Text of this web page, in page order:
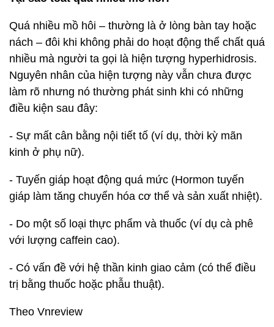
Quá nhiều mồ hôi – thường là ở lòng bàn tay hoặc
nách – đôi khi không phải do hoạt động thể chất quá
nhiều mà người ta gọi là hiện tượng hyperhidrosis.
Nguyên nhân của hiện tượng này vẫn chưa được
làm rõ nhưng nó thường phát sinh khi có những
điều kiện sau đây:
- Sự mất cân bằng nội tiết tố (ví dụ, thời kỳ mãn
kinh ở phụ nữ).
- Tuyến giáp hoạt động quá mức (Hormon tuyến
giáp làm tăng chuyển hóa cơ thể và sản xuất nhiệt).
- Do một số loại thực phẩm và thuốc (ví dụ cà phê
với lượng caffein cao).
- Có vấn đề với hệ thần kinh giao cảm (có thể điều
trị bằng thuốc hoặc phẫu thuật).
Theo Vnreview